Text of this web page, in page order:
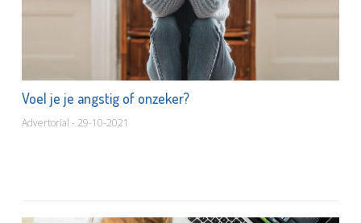
Voel je je angstig of onzeker?
Advertorial - 29-10-2021